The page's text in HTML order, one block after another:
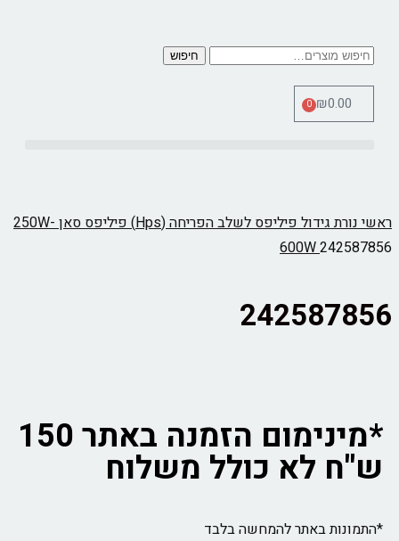
חיפוש
₪0.00
0
ראשי
נורת גידול פיליפס לשלב הפריחה (Hps) פיליפס סאן 250W-
600W242587856
242587856
*מינימום הזמנה באתר 150
ש"ח לא כולל משלוח
*התמונות באתר להמחשה בלבד